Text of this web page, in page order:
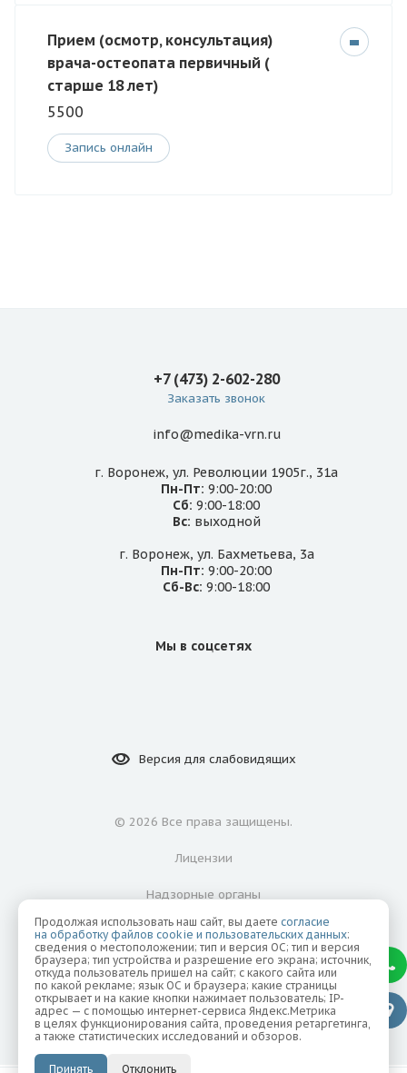
Прием (осмотр, консультация)
врача-остеопата первичный (
старше 18 лет)
5500
Запись онлайн
+7 (473) 2-602-280
Заказать звонок
info@medika-vrn.ru
г. Воронеж, ул. Революции 1905г., 31а
Пн-Пт: 9:00-20:00
Сб: 9:00-18:00
Вс: выходной
г. Воронеж, ул. Бахметьева, 3а
Пн-Пт: 9:00-20:00
Сб-Вс: 9:00-18:00
Мы в соцсетях
Версия для слабовидящих
© 2026 Все права защищены.
Лицензии
Надзорные органы
Политика конфиденциальности
Согласие на обработку персональных данных
Продолжая использовать наш сайт, вы даете согласие
на обработку файлов cookie и пользовательских данных:
сведения о местоположении; тип и версия ОС; тип и версия
браузера; тип устройства и разрешение его экрана; источник,
откуда пользователь пришел на сайт; с какого сайта или
по какой рекламе; язык ОС и браузера; какие страницы
открывает и на какие кнопки нажимает пользователь; IP-
адрес — с помощью интернет-сервиса Яндекс.Метрика
в целях функционирования сайта, проведения ретаргетинга,
а также статистических исследований и обзоров.
Принять Отклонить